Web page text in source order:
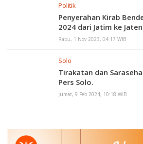
Politik
Penyerahan Kirab
2024 dari Jatim ke
Rabu, 1 Nov 2023, 04:17 WIB
Solo
Tirakatan dan
Pers Solo.
Jumat, 9 Feb 2024, 10:18 WIB